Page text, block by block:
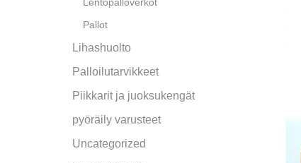
Lentopalloverkot
Pallot
Lihashuolto
Palloilutarvikkeet
Piikkarit ja juoksukengät
pyöräily varusteet
Uncategorized